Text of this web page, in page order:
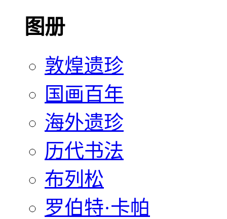
图册
敦煌遗珍
国画百年
海外遗珍
历代书法
布列松
罗伯特·卡帕